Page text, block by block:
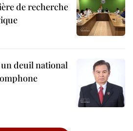
de recherche
un deuil national